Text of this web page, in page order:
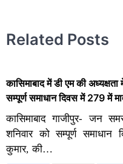
Related Posts
कासिमाबाद में डी एम की
सम्पूर्ण समाधान दिवस में 279 में
कासिमाबाद गाजीपुर- जन
शनिवार को सम्पूर्ण समाधान
कुमार, की…